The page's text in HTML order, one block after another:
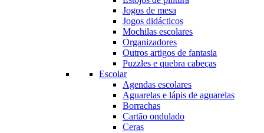
Jogos de mesa
Jogos didácticos
Mochilas escolares
Organizadores
Outros artigos de fantasia
Puzzles e quebra cabeças
Escolar
Agendas escolares
Aguarelas e lápis de aguarelas
Borrachas
Cartão ondulado
Ceras